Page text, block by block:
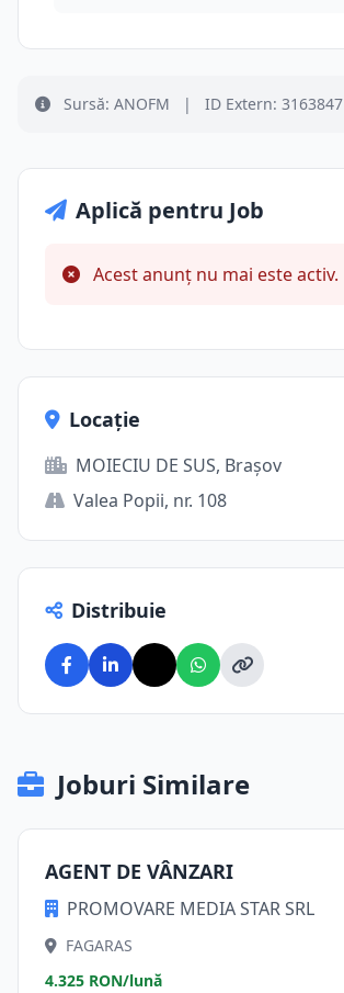
Sursă: ANOFM | ID Extern: 3163847
Aplică pentru Job
Acest anunț nu mai este activ.
Locație
MOIECIU DE SUS, Brașov
Valea Popii, nr. 108
Distribuie
Joburi Similare
AGENT DE VÂNZARI
PROMOVARE MEDIA STAR SRL
FAGARAS
4.325 RON/lună